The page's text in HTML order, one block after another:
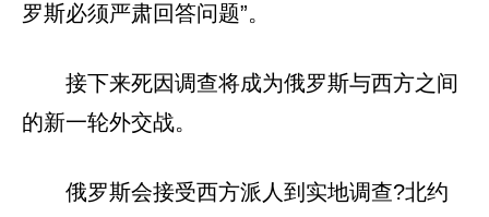
罗斯必须严肃回答问题”。
接下来死因调查将成为俄罗斯与西方之间
的新一轮外交战。
俄罗斯会接受西方派人到实地调查?北约